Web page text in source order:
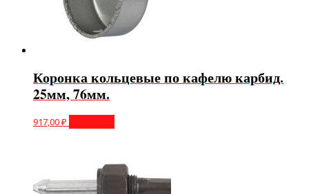
Коронка кольцевые по кафелю карбид.
25мм, 76мм.
917,00₽